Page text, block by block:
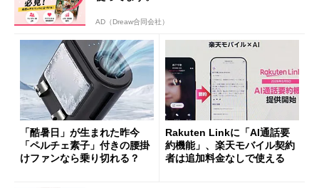
AD（Dreaw合同会社）
「酷暑日」が生まれた昨今
「ペルチェ素子」付きの腰掛
けファンなら乗り切れる？
Rakuten Linkに「AI通話要
約機能」、楽天モバイル契約
者は追加料金なしで使える